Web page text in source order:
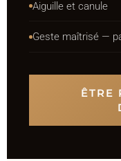
Aiguille et canule
Geste maîtrisé —
ÊTRE